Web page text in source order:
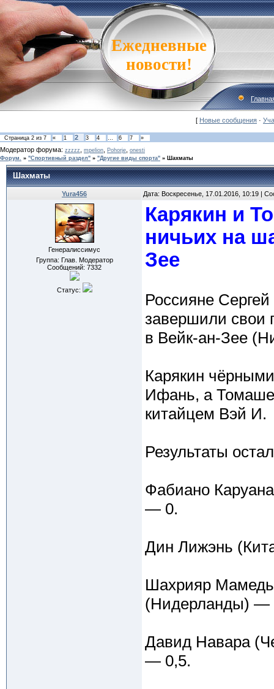
Ежедневные
новости!
[ Новые сообщения ·
Страница 2 из 7 « 1 2 3 4 … 6 7 »
Модератор форума: zzzzz mpelion Pohorje onesti
Форум. » "Спортивный раздел" » "Другие виды спорта" » Шахматы
Шахматы
Yura456 Дата: Воскресенье, 17.01.2016, 10:19 |
Генералиссимус
Группа: Глав. Модератор
Сообщений: 7332
Статус:
Карякин и
ничьих на
Зее
Россияне
завершили свои
в Вейк-ан-Зее
Карякин
Ифань, а
китайцем Вэй И.
Результаты
Фабиано
— 0.
Дин Лижэнь
Шахрияр
(Нидерланды) —
Давид Навара
— 0,5.